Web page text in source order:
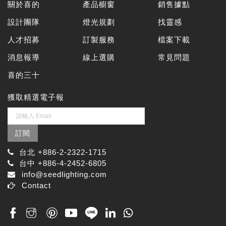
關於喜的
設計團隊
人才招募
消息報導
喜的三十
產品櫥窗
燈光規劃
訂製服務
線上選購
銷售據點
找靈感
檔案下載
常見問題
獲取精選電子報
訂閱
台北 +886-2-2322-1715
台中 +886-4-2452-6805
info@seedlighting.com
Contact